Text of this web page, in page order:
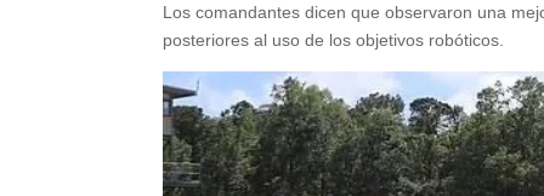
Los comandantes dicen que observaron una
posteriores al uso de los objetivos robóticos.